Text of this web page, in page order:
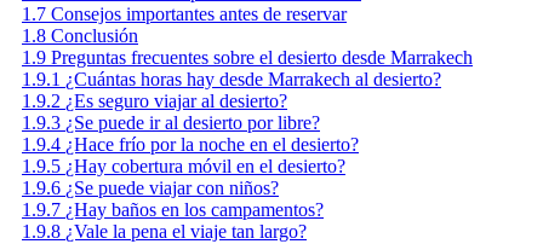
1.7 Consejos importantes antes de reservar
1.8 Conclusión
1.9 Preguntas frecuentes sobre el desierto desde Marrakech
1.9.1 ¿Cuántas horas hay desde Marrakech al desierto?
1.9.2 ¿Es seguro viajar al desierto?
1.9.3 ¿Se puede ir al desierto por libre?
1.9.4 ¿Hace frío por la noche en el desierto?
1.9.5 ¿Hay cobertura móvil en el desierto?
1.9.6 ¿Se puede viajar con niños?
1.9.7 ¿Hay baños en los campamentos?
1.9.8 ¿Vale la pena el viaje tan largo?